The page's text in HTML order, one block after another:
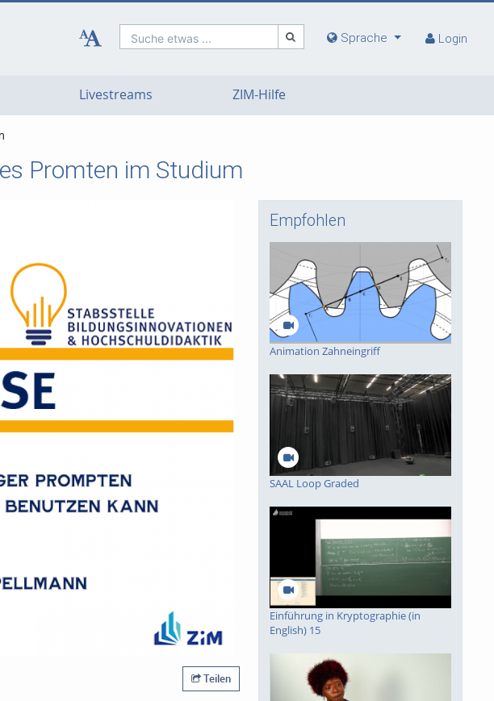
Suche etwas ... Sprache Login
Livestreams ZIM-Hilfe
Promten im Studium
Teilen
Empfohlen
Animation Zahneingriff
SAAL Loop Graded
Einführung in Kryptographie (in
English) 15